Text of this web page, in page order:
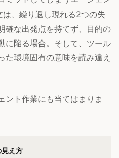
は、繰り返し現れる2つの失
確な出発点を持てず、目的の
に陥る場合。そして、ツール
た環境固有の意味を読み違え
ント作業にも当てはまりま
え方